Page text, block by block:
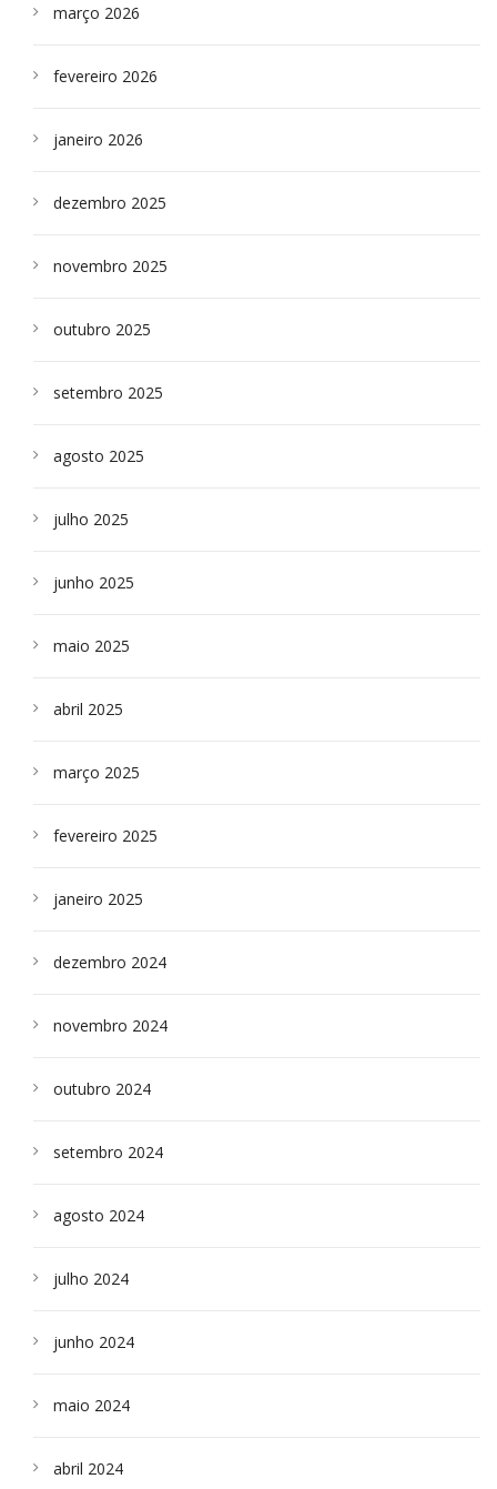
março 2026
fevereiro 2026
janeiro 2026
dezembro 2025
novembro 2025
outubro 2025
setembro 2025
agosto 2025
julho 2025
junho 2025
maio 2025
abril 2025
março 2025
fevereiro 2025
janeiro 2025
dezembro 2024
novembro 2024
outubro 2024
setembro 2024
agosto 2024
julho 2024
junho 2024
maio 2024
abril 2024